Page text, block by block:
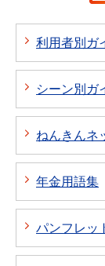
利用者別ガ
シーン別ガ
ねんきんネ
年金用語集
パンフレッ